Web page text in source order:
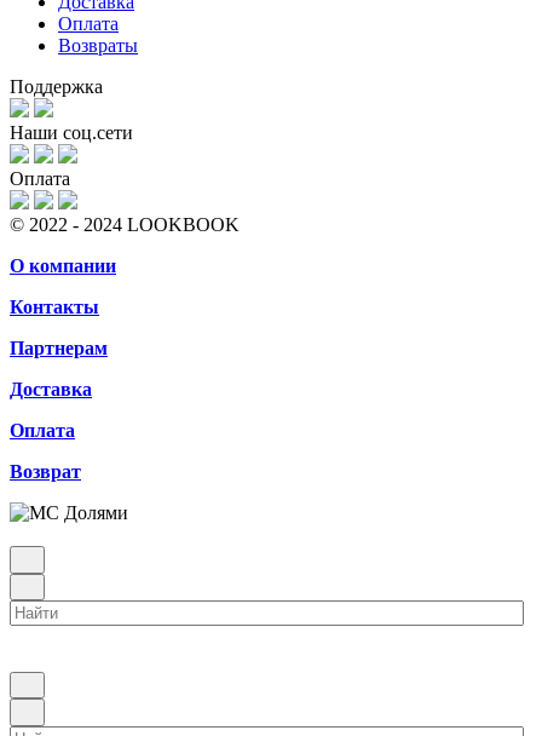
Оплата
Возвраты
Поддержка
Наши соц.сети
Оплата
© 2022 - 2024 LOOKBOOK
О компании
Контакты
Партнерам
Доставка
Оплата
Возврат